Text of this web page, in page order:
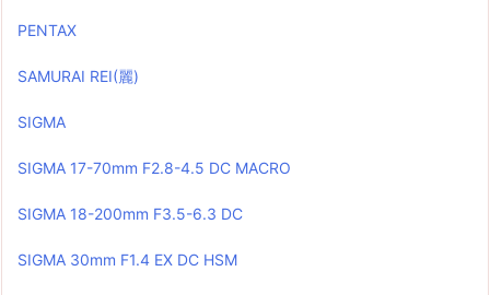
PENTAX
SAMURAI REI(麗)
SIGMA
SIGMA 17-70mm F2.8-4.5 DC MACRO
SIGMA 18-200mm F3.5-6.3 DC
SIGMA 30mm F1.4 EX DC HSM